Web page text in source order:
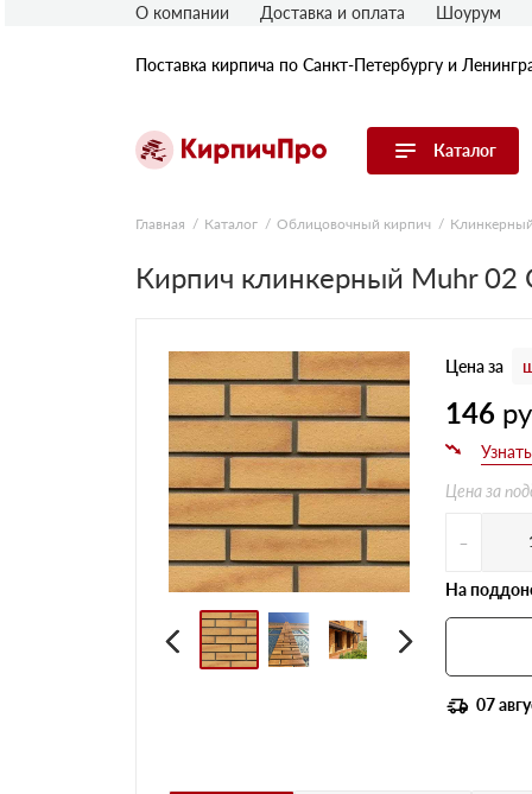
Поставка кирпича по Санкт-Петербургу и
Каталог
Перейти в каталог
Строительный (рядовой) кирпич
блок
Фасадная плитка, камень, декор
Печной кирпич
Брусчатка и мощение
Кладочные смеси
О компании Доставка и оплата Шоурум
Главная Каталог Облицовочный кирпич
Кирпич клинкерный Muhr 02
Цена за
146
Цена за
-
На
07